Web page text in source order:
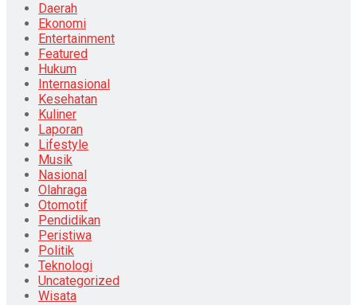
Daerah
Ekonomi
Entertainment
Featured
Hukum
Internasional
Kesehatan
Kuliner
Laporan
Lifestyle
Musik
Nasional
Olahraga
Otomotif
Pendidikan
Peristiwa
Politik
Teknologi
Uncategorized
Wisata